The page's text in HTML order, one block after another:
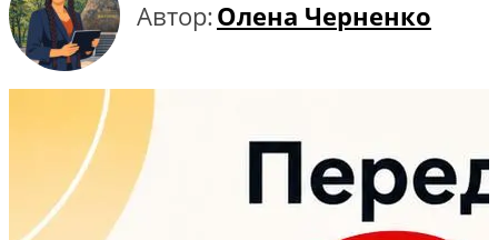
Автор:Олена Черненко